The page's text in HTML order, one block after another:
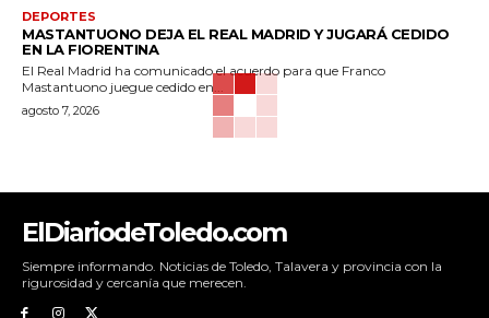
DEPORTES
MASTANTUONO DEJA EL REAL MADRID Y JUGARÁ CEDIDO
EN LA FIORENTINA
El Real Madrid ha comunicado el acuerdo para que Franco
Mastantuono juegue cedido en...
agosto 7, 2026
ElDiariodeToledo.com
Siempre informando. Noticias de Toledo, Talavera y provincia con la
rigurosidad y cercanía que merecen.